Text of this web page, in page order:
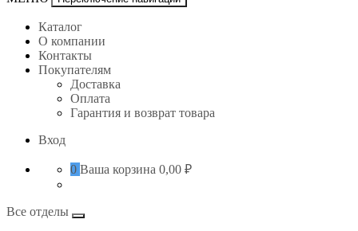
Каталог
О компании
Контакты
Покупателям
Доставка
Оплата
Гарантия и возврат товара
Вход
0 Ваша корзина 0,00 ₽
Все отделы